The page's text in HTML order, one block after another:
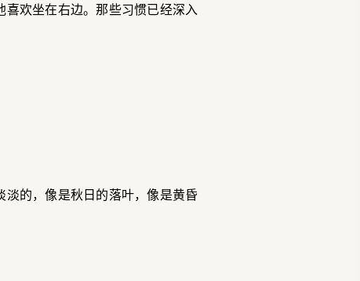
欢坐在右边。那些习惯已经深入
的，像是秋日的落叶，像是黄昏